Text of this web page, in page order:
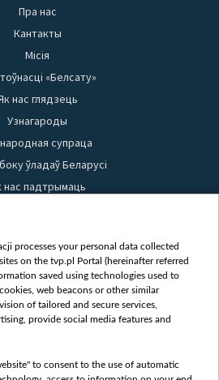
Пра нас
Кантакты
Місія
«Белсату»
нас глядзець
Узнагароды
супраца
ўладаў Беларусі
нас падтрымаць
матэрыялаў
Бяспека
Youtube
Белсат news
Белсат Shorts
мульт
processes your personal data collected
on the tvp.pl Portal (hereinafter referred
saved using technologies used to
web beacons or other similar
of tailored and secure services,
provide social media features and
to consent to the use of automatic